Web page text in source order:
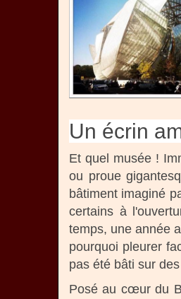
Un écrin
Et quel musée !
ou proue
bâtiment imaginé
certains à
temps, une année
pourquoi pleurer
pas été bâti sur
Posé au cœur du